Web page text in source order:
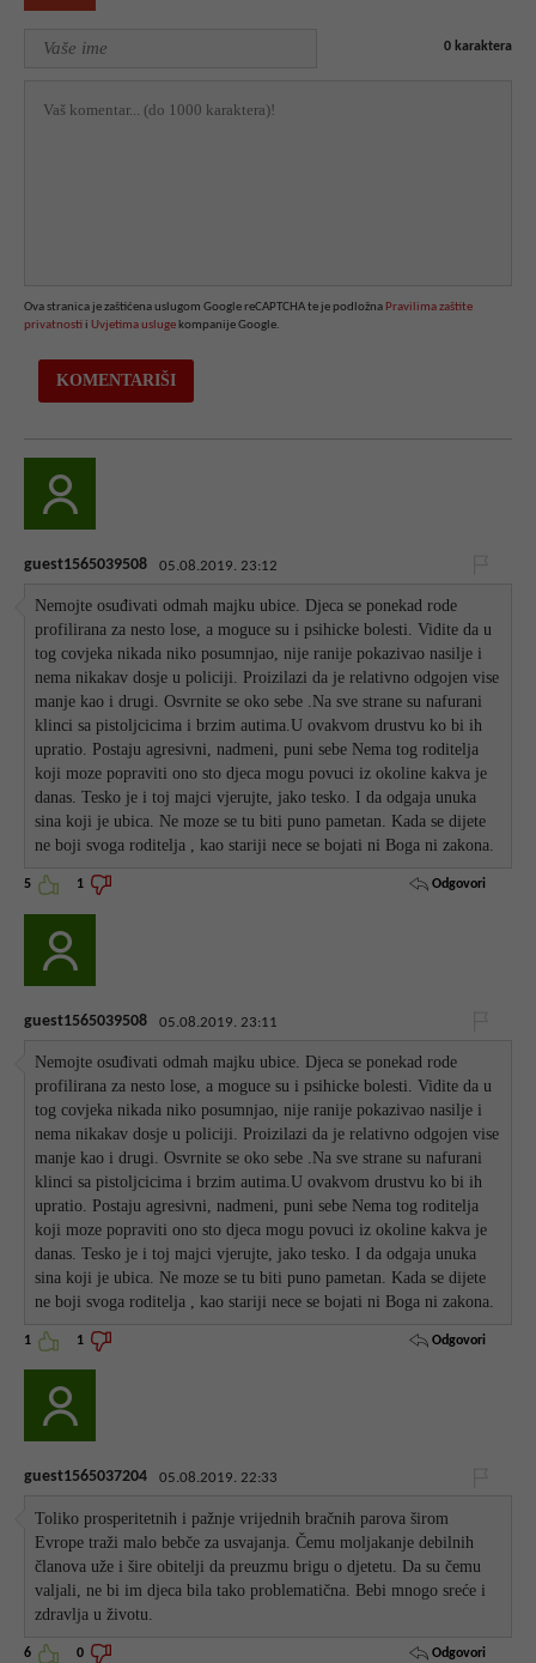
0 karaktera
Ova stranica je zaštićena uslugom Google reCAPTCHA te je podložna Pravilima zaštite
privatnosti i Uvjetima usluge kompanije Google.
guest1565039508 05.08.2019. 23:12
Nemojte osuđivati odmah majku ubice. Djeca se ponekad rode
profilirana za nesto lose, a moguce su i psihicke bolesti. Vidite da u
tog covjeka nikada niko posumnjao, nije ranije pokazivao nasilje i
nema nikakav dosje u policiji. Proizilazi da je relativno odgojen vise
manje kao i drugi. Osvrnite se oko sebe .Na sve strane su nafurani
klinci sa pistoljcicima i brzim autima.U ovakvom drustvu ko bi ih
upratio. Postaju agresivni, nadmeni, puni sebe Nema tog roditelja
koji moze popraviti ono sto djeca mogu povuci iz okoline kakva je
danas. Tesko je i toj majci vjerujte, jako tesko. I da odgaja unuka
sina koji je ubica. Ne moze se tu biti puno pametan. Kada se dijete
ne boji svoga roditelja , kao stariji nece se bojati ni Boga ni zakona.
5 1 Odgovori
guest1565039508 05.08.2019. 23:11
Nemojte osuđivati odmah majku ubice. Djeca se ponekad rode
profilirana za nesto lose, a moguce su i psihicke bolesti. Vidite da u
tog covjeka nikada niko posumnjao, nije ranije pokazivao nasilje i
nema nikakav dosje u policiji. Proizilazi da je relativno odgojen vise
manje kao i drugi. Osvrnite se oko sebe .Na sve strane su nafurani
klinci sa pistoljcicima i brzim autima.U ovakvom drustvu ko bi ih
upratio. Postaju agresivni, nadmeni, puni sebe Nema tog roditelja
koji moze popraviti ono sto djeca mogu povuci iz okoline kakva je
danas. Tesko je i toj majci vjerujte, jako tesko. I da odgaja unuka
sina koji je ubica. Ne moze se tu biti puno pametan. Kada se dijete
ne boji svoga roditelja , kao stariji nece se bojati ni Boga ni zakona.
1 1 Odgovori
guest1565037204 05.08.2019. 22:33
Toliko prosperitetnih i pažnje vrijednih bračnih parova širom
Evrope traži malo bebče za usvajanja. Čemu moljakanje debilnih
članova uže i šire obitelji da preuzmu brigu o djetetu. Da su čemu
valjali, ne bi im djeca bila tako problematična. Bebi mnogo sreće i
zdravlja u životu.
6 0 Odgovori